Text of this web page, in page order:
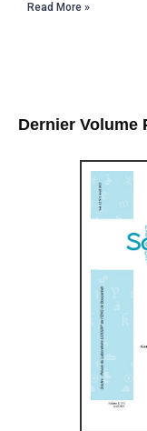
Dernier Volume
Read More »